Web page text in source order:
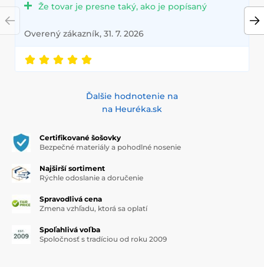
Že tovar je presne taký, ako je popísaný
Overený zákazník, 31. 7. 2026
Ďalšie hodnotenie na
na Heuréka.sk
Certifikované šošovky
Bezpečné materiály a pohodlné nosenie
Najširší sortiment
Rýchle odoslanie a doručenie
Spravodlivá cena
Zmena vzhľadu, ktorá sa oplatí
Spoľahlivá voľba
Spoločnosť s tradíciou od roku 2009